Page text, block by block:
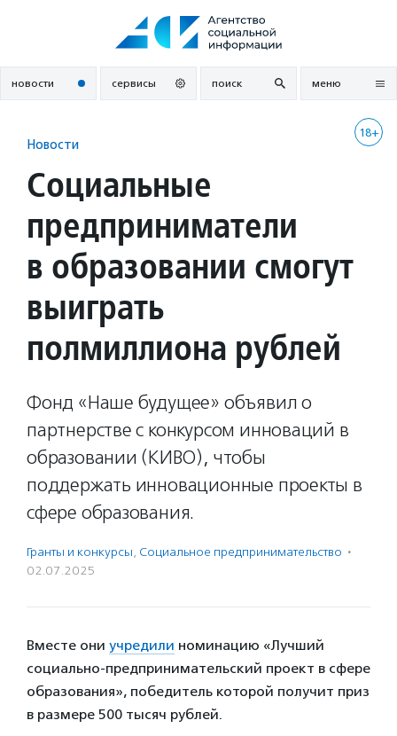
новости сервисы поиск меню
18+
Новости
Социальные
предприниматели
в образовании смогут
выиграть
полмиллиона рублей
Фонд «Наше будущее» объявил о
партнерстве с конкурсом инноваций в
образовании (КИВО), чтобы
поддержать инновационные проекты в
сфере образования.
Гранты и конкурсы, Социальное предпри­нима­тель­ство ·
02.07.2025
Вместе они учредили номинацию «Лучший
социально-предпринимательский проект в сфере
образования», победитель которой получит приз
в размере 500 тысяч рублей.